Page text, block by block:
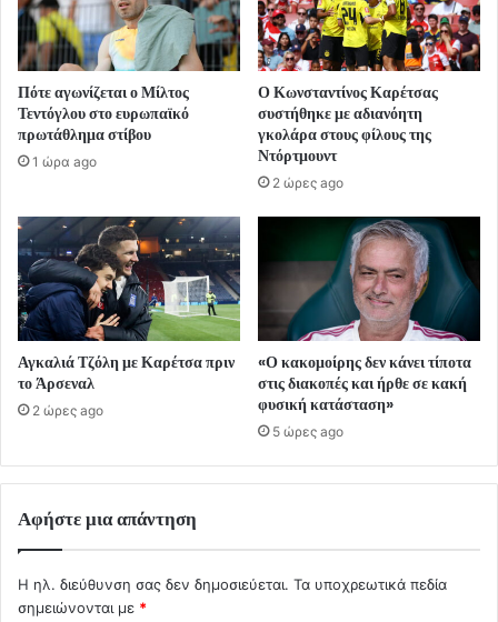
Πότε αγωνίζεται ο Μίλτος
Τεντόγλου στο ευρωπαϊκό
πρωτάθλημα στίβου
1 ώρα ago
Ο Κωνσταντίνος Καρέτσας
συστήθηκε με αδιανόητη
γκολάρα στους φίλους της
Ντόρτμουντ
2 ώρες ago
Αγκαλιά Τζόλη με Καρέτσα πριν
το Άρσεναλ
2 ώρες ago
«Ο κακομοίρης δεν κάνει τίποτα
στις διακοπές και ήρθε σε κακή
φυσική κατάσταση»
5 ώρες ago
Αφήστε μια απάντηση
Η ηλ. διεύθυνση σας δεν δημοσιεύεται. Τα υποχρεωτικά πεδία
σημειώνονται με *